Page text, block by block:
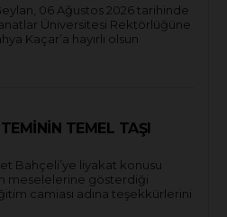
06 Ağustos 2026 tarihinde
Üniversitesi Rektörlüğüne
Kaçar’a hayırlı olsun
TEMEL TAŞI
Bahçeli’ye liyakat konusu
meselelerine gösterdiği
camiası adına teşekkürlerini